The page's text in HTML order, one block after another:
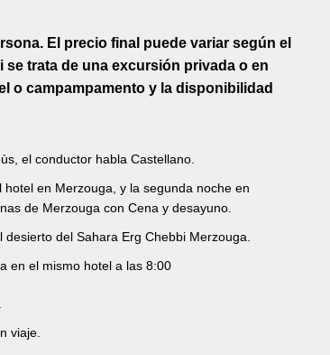
El precio final puede variar según el
trata de una excursión privada o en
o campampamento y la disponibilidad
el conductor habla Castellano.
hotel en Merzouga, y la segunda noche en
de Merzouga con Cena y desayuno.
desierto del Sahara Erg Chebbi Merzouga.
en el mismo hotel a las 8:00
viaje.